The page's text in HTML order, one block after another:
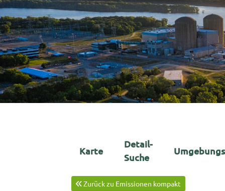
Karte
Detail-
Suche
Zurück zu Emissionen kompakt